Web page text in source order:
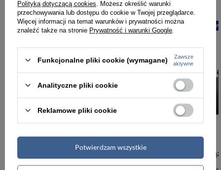
PROMOCJA NOWOŚĆ
-5%
PROMOCJA
Polityką dotyczącą cookies . Możesz określić warunki
przechowywania lub dostępu do cookie w Twojej przeglądarce.
Więcej informacji na temat warunków i prywatności można
znaleźć także na stronie Prywatność i warunki Google
Funkcjonalne pliki cookie (wymagane)
Zawsze
aktywne
Analityczne pliki cookie
Reklamowe pliki cookie
Potwierdzam wszystkie